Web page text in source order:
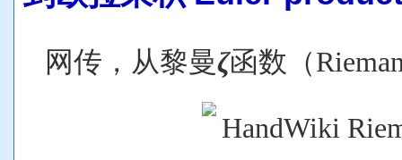
网传，从黎曼ζ函数（